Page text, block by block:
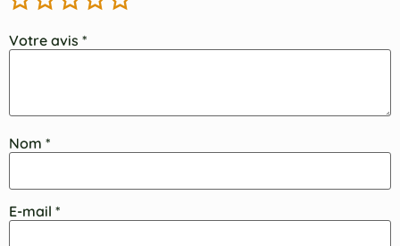
Votre avis *
Nom *
E-mail *